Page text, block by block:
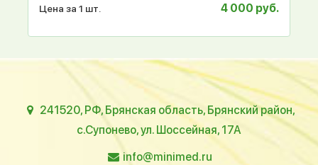
Цена за 1 шт. 4 000 руб.
241520, РФ, Брянская область, Брянский район,
с.Супонево, ул. Шоссейная, 17А
info@minimed.ru